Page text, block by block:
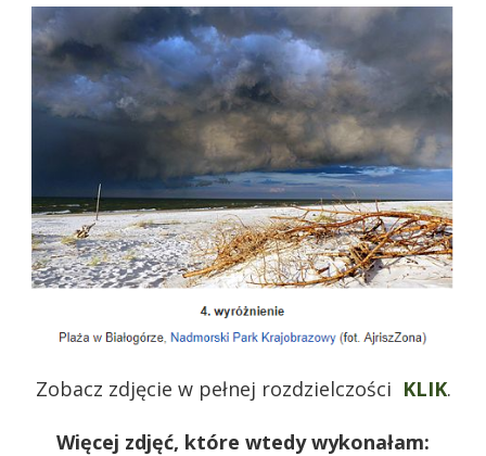
Zobacz zdjęcie w pełnej rozdzielczości KLIK.
Więcej zdjęć, które wtedy wykonałam: